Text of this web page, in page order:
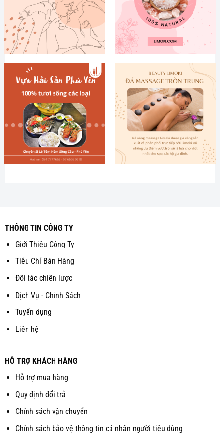
THÔNG TIN CÔNG TY
Giới Thiệu Công Ty
Tiêu Chí Bán Hàng
Đối tác chiến lược
Dịch Vụ - Chính Sách
Tuyển dụng
Liên hệ
HỖ TRỢ KHÁCH HÀNG
Hỗ trợ mua hàng
Quy định đổi trả
Chính sách vận chuyển
Chính sách bảo vệ thông tin cá nhân người tiêu dùng